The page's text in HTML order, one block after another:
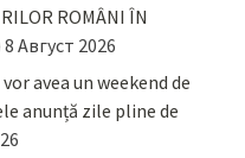
ROMÂNI ÎN
8 Август 2026
avea un weekend de
anunță zile pline de